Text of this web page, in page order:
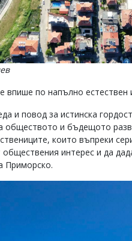
впише по напълно
и повод за истинска
обществото и бъдещото
които въпреки
интерес и да
Приморско.